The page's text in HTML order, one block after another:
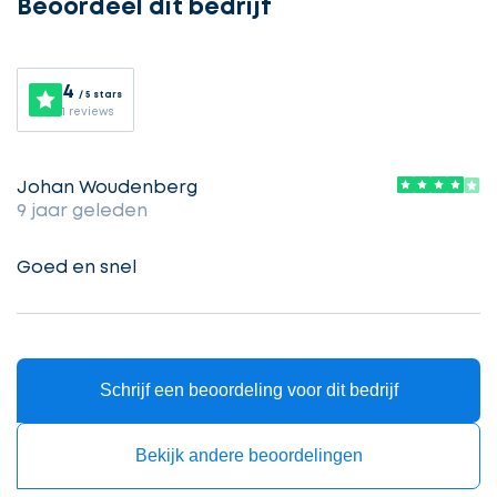
Beoordeel dit bedrijf
4 / 5 stars
1 reviews
Johan Woudenberg
9 jaar geleden
Goed en snel
Schrijf een beoordeling voor dit bedrijf
Bekijk andere beoordelingen
service
uw
opdracht
Accountant
Ontvang
gratis
offertes
accountant